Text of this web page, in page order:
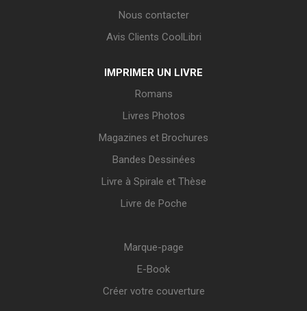
Nous contacter
Avis Clients CoolLibri
IMPRIMER UN LIVRE
Romans
Livres Photos
Magazines et Brochures
Bandes Dessinées
Livre à Spirale et Thèse
Livre de Poche
Marque-page
E-Book
Créer votre couverture